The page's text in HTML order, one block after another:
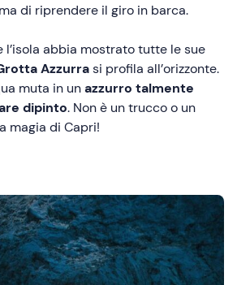
di riprendere il giro in barca.
l’isola abbia mostrato tutte le sue
Azzurrasi profila all’orizzonte.
muta in unazzurro talmente
dipinto. Non è un trucco o un
magia di Capri!